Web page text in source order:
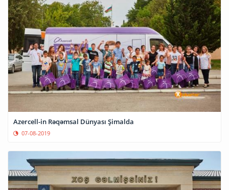
Azercell-in Rəqəmsal Dünyası Şimalda
07-08-2019